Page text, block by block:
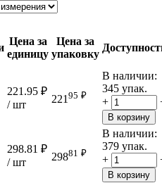
Цена за
единицу
Цена за
упаковку
221.95 ₽
/ шт
221 95 ₽
В наличии:
345 упак.
+
В корзину
298.81 ₽
/ шт
29881 ₽
В наличии:
379 упак.
+
В корзину